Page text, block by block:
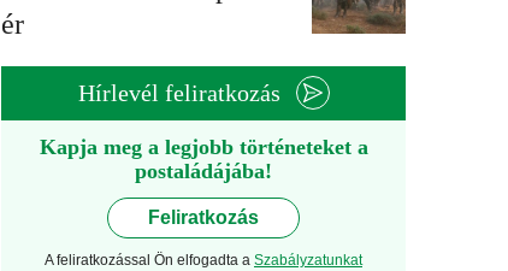
ér
Hírlevél feliratkozás
Kapja meg a legjobb történeteket a
postaládájába!
Feliratkozás
A feliratkozással Ön elfogadta a Szabályzatunkat